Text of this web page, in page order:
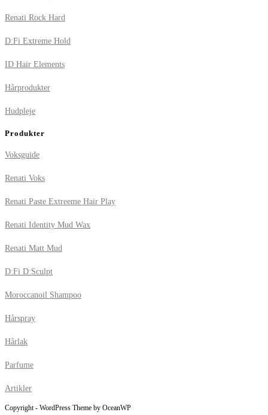
Renati Rock Hard
D:Fi Extreme Hold
ID Hair Elements
Hårprodukter
Hudpleje
Produkter
Voksguide
Renati Voks
Renati Paste Extreeme Hair Play
Renati Identity Mud Wax
Renati Matt Mud
D:Fi D:Sculpt
Moroccanoil Shampoo
Hårspray
Hårlak
Parfume
Artikler
Copyright - WordPress Theme by OceanWP